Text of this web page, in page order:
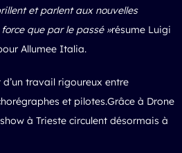
et parlent aux nouvelles
que par le passé »résume Luigi
Allumee Italia.
travail rigoureux entre
et pilotes.Grâce à Drone
à Trieste circulent désormais à